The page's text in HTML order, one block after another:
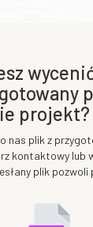
projekt?
nas plik z
kontaktowy lub
plik pozwoli